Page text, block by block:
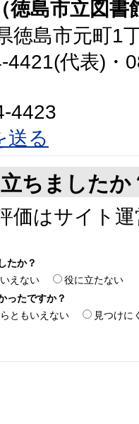
徳島市立図書
島市元町1
4421(代表)・
4423
送る
ちましたか
価はサイト
たか？
えない
役に立たない
ったですか？
ともいえない 見つけに